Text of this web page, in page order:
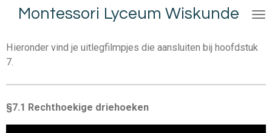
naar
de
Montessori Lyceum Wiskunde
Hieronder vind je uitlegfilmpjes die aansluiten bij hoofdstuk
7.
§7.1 Rechthoekige driehoeken